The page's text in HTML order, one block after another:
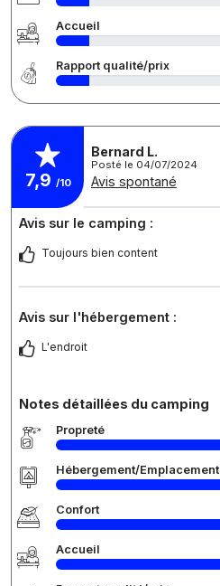
Accueil
Rapport qualité/prix
7,9 /10
Bernard L.
Posté le 04/07/2024
Avis spontané
Avis sur le camping :
Toujours bien content
Avis sur l'hébergement :
L'endroit
Notes détaillées du camping
Propreté
Hébergement/Emplacement
Confort
Accueil